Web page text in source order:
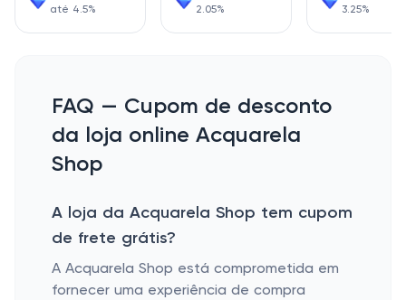
até 4.5%
2.05%
3.25%
FAQ — Cupom de desconto
da loja online Acquarela
Shop
A loja da Acquarela Shop tem cupom
de frete grátis?
A Acquarela Shop está comprometida em
fornecer uma experiência de compra